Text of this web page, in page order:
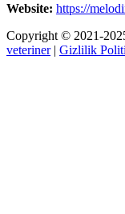
Website: https://
Copyright © 2021-
veteriner| Gizlilik